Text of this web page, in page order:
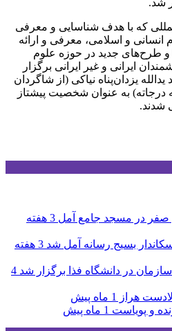
که با هدف شناسایی و معرفی
انسانی و اسلامی، معرفی و ارائه
و طرح‌های جدید در حوزه علوم
ایرانی و غیر ایرانی برگزار
یزدان‌پناه نیاکی (از شاگردان
درجاته) به عنوان شخصیت پیشتاز
شدند.
در مسجد جامع آمل
3 هفته
بسیج رسانه آمل شد
3 هفته
در دانشگاه فذا برگزار شد 4
هراز
1 ماه پیش
و پویاست 1 ماه پیش